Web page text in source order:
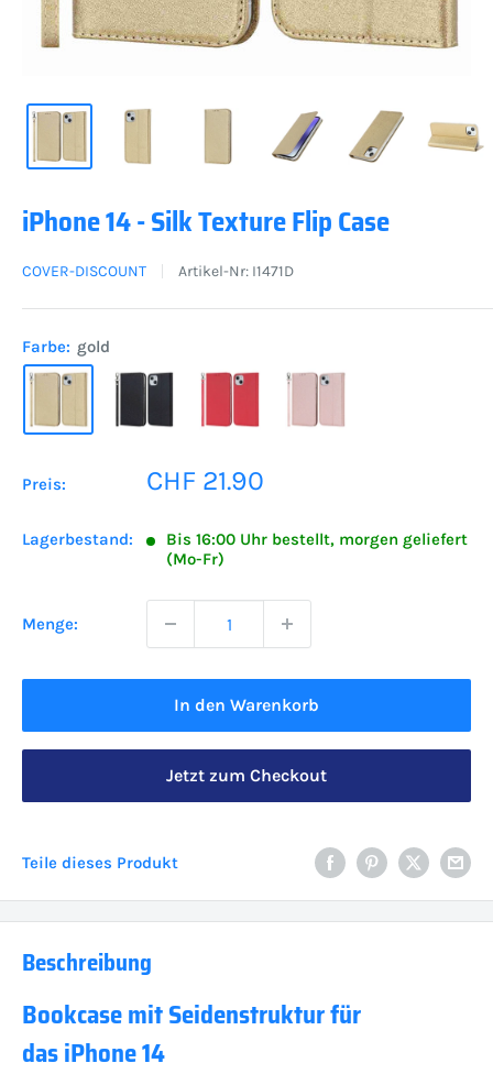
iPhone 14 - Silk Texture Flip Case
COVER-DISCOUNT Artikel-Nr: I1471D
Farbe: gold
Preis: Sonderpreis
CHF 21.90
Lagerbestand:
Bis 16:00 Uhr bestellt, morgen geliefert
(Mo-Fr)
Menge:
In den Warenkorb
Jetzt zum Checkout
Teile dieses Produkt
Beschreibung
Bookcase mit Seidenstruktur für
das iPhone 14